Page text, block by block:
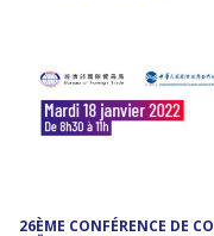
26ÈME CONFÉRENCE DE